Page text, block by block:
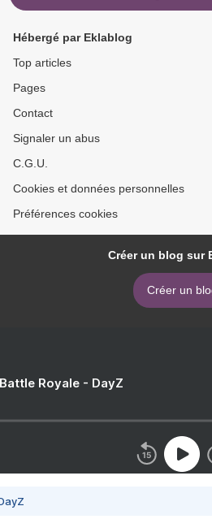
Hébergé par Eklablog
Top articles
Pages
Contact
Signaler un abus
C.G.U.
Cookies et données personnelles
Préférences cookies
Créer un blog sur
Créer un
Royale - DayZ